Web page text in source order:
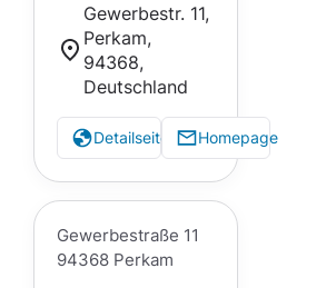
Gewerbestr. 11,
Perkam,
94368,
Deutschland
Detailseite Homepage
Gewerbestraße 11
94368 Perkam